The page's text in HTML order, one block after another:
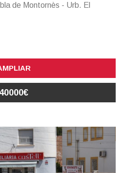
de Montornès - Urb. El
40000€